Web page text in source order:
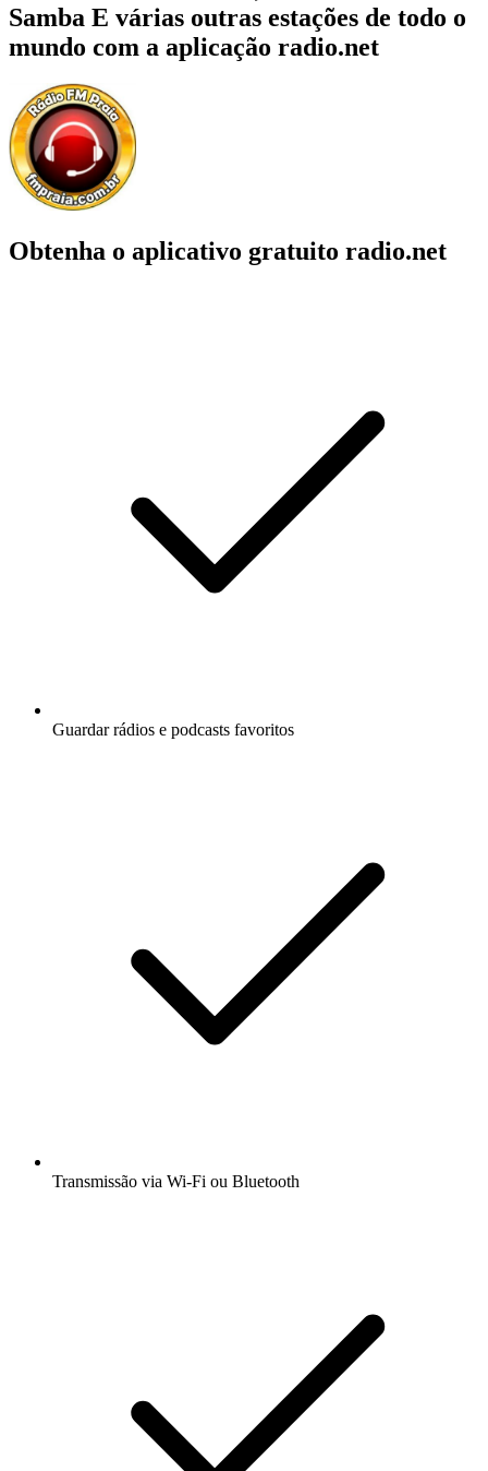
Samba E várias outras estações de todo o
mundo com a aplicação radio.net
Obtenha o aplicativo gratuito radio.net
Guardar rádios e podcasts favoritos
Transmissão via Wi-Fi ou Bluetooth